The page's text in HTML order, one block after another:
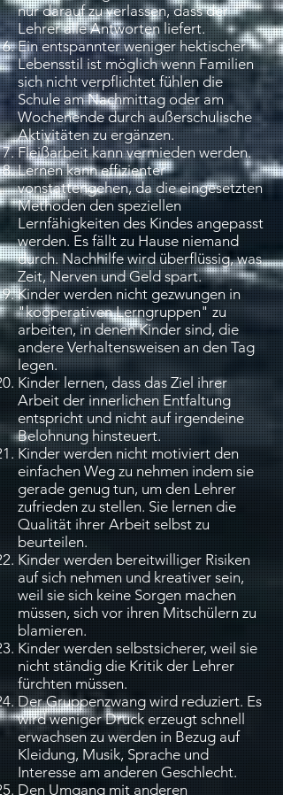
nur darauf zu verlassen, dass der
Lehrer alle Antworten liefert.
Ein entspannter weniger hektischer
Lebensstil ist möglich wenn Familien
sich nicht verpflichtet fühlen die
Schule am Nachmittag oder am
Wochenende durch außerschulische
Aktivitäten zu ergänzen.
Fleißarbeit kann vermieden werden.
Lernen kann effizienter
vonstattengehen, da die eingesetzten
Methoden den speziellen
Lernfähigkeiten des Kindes angepasst
werden. Es fällt zu Hause niemand
durch. Nachhilfe wird überflüssig, was
Zeit, Nerven und Geld spart.
Kinder werden nicht gezwungen in
"kooperativen Lerngruppen" zu
arbeiten, in denen Kinder sind, die
andere Verhaltensweisen an den Tag
legen.
Kinder lernen, dass das Ziel ihrer
Arbeit der innerlichen Entfaltung
entspricht und nicht auf irgendeine
Belohnung hinsteuert.
Kinder werden nicht motiviert den
einfachen Weg zu nehmen indem sie
gerade genug tun, um den Lehrer
zufrieden zu stellen. Sie lernen die
Qualität ihrer Arbeit selbst zu
beurteilen.
Kinder werden bereitwilliger Risiken
auf sich nehmen und kreativer sein,
weil sie sich keine Sorgen machen
müssen, sich vor ihren Mitschülern zu
blamieren.
Kinder werden selbstsicherer, weil sie
nicht ständig die Kritik der Lehrer
fürchten müssen.
Der Gruppenzwang wird reduziert. Es
wird weniger Druck erzeugt schnell
erwachsen zu werden in Bezug auf
Kleidung, Musik, Sprache und
Interesse am anderen Geschlecht.
Den Umgang mit anderen